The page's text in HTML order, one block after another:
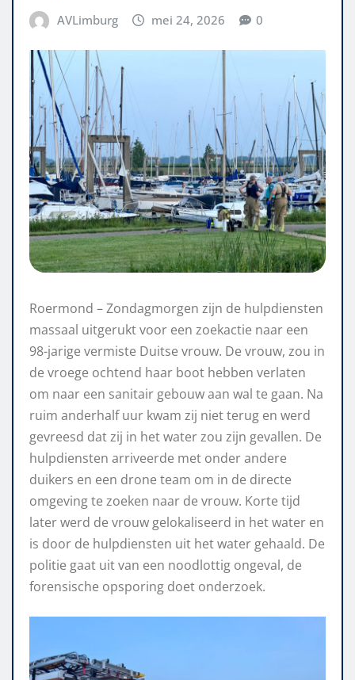
AVLimburg mei 24, 2026 0
Roermond – Zondagmorgen zijn de hulpdiensten
massaal uitgerukt voor een zoekactie naar een
98-jarige vermiste Duitse vrouw. De vrouw, zou in
de vroege ochtend haar boot hebben verlaten
om naar een sanitair gebouw aan wal te gaan. Na
ruim anderhalf uur kwam zij niet terug en werd
gevreesd dat zij in het water zou zijn gevallen. De
hulpdiensten arriveerde met onder andere
duikers en een drone team om in de directe
omgeving te zoeken naar de vrouw. Korte tijd
later werd de vrouw gelokaliseerd in het water en
is door de hulpdiensten uit het water gehaald. De
politie gaat uit van een noodlottig ongeval, de
forensische opsporing doet onderzoek.